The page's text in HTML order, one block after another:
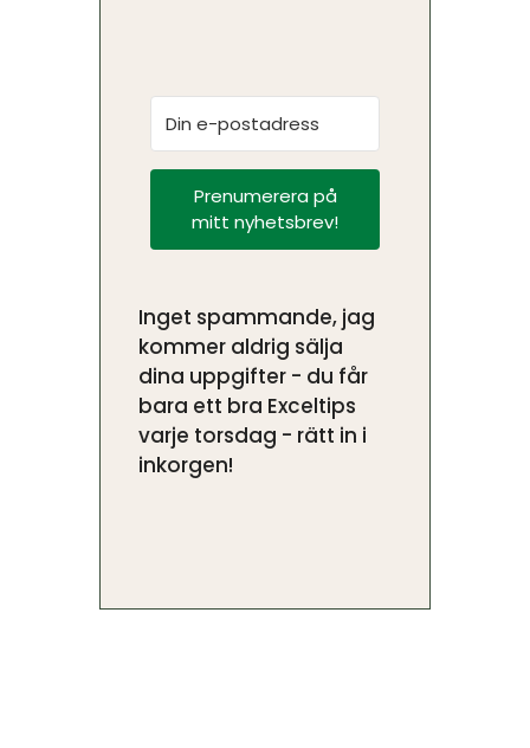
Prenumerera på
mitt nyhetsbrev!
Inget spammande, jag
kommer aldrig sälja
dina uppgifter - du får
bara ett bra Exceltips
varje torsdag - rätt in i
inkorgen!